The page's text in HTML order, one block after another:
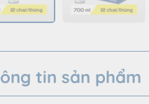
tin sản phẩm